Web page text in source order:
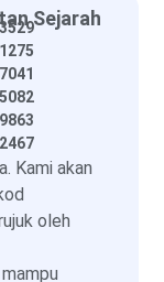
Sejarah
Kami akan
oleh